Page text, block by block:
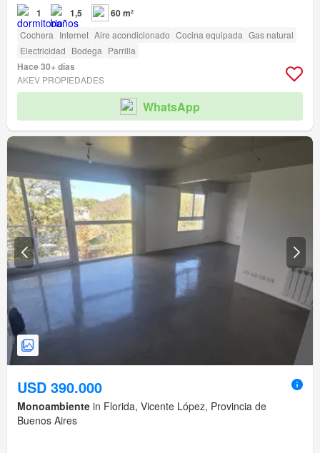
1 1,5 60 m²
Cochera Internet Aire acondicionado Cocina equipada Gas natural
Electricidad Bodega Parrilla
Hace 30+ días
AKEV PROPIEDADES
WhatsApp
USD 390.000
Monoambiente in Florida, Vicente López, Provincia de
Buenos Aires